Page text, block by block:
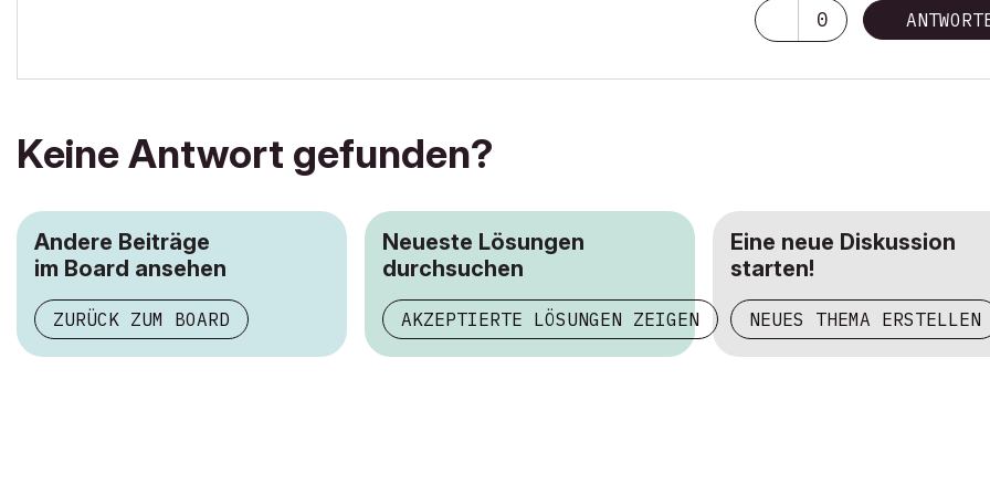
0
Keine Antwort gefunden?
Andere Beiträge
im Board ansehen
ZURÜCK ZUM BOARD
Neueste Lösungen
durchsuchen
AKZEPTIERTE LÖSUNGEN ZEIGEN
Eine neue Diskussion
starten!
NEUES THEMA ERSTELLEN